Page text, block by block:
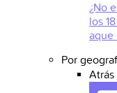
¿No
los
aque
Por
Atrás